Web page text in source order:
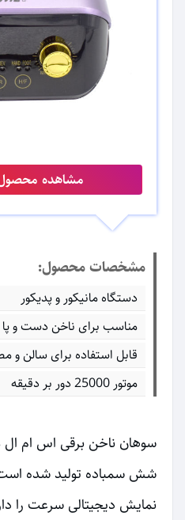
مشاهده محصول
مشخصات محصول:
دستگاه مانیکور و پدیکور
مناسب برای ناخن دست و پا
قابل استفاده برای سالن
موتور 25000 دور بر دقیقه
شش سمباده تولید شده
نمایش دیجیتالی سرعت را